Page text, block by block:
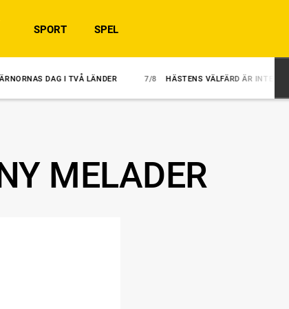
SPORT SPEL
DAG I TVÅ LÄNDER 7/8 HÄSTENS VÄLFÄRD ÄR INTE
MELADER